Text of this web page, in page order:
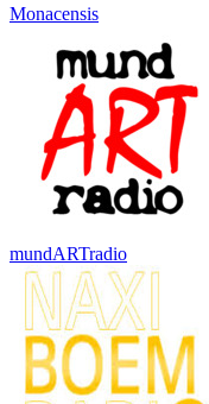
Monacensis
mundARTradio